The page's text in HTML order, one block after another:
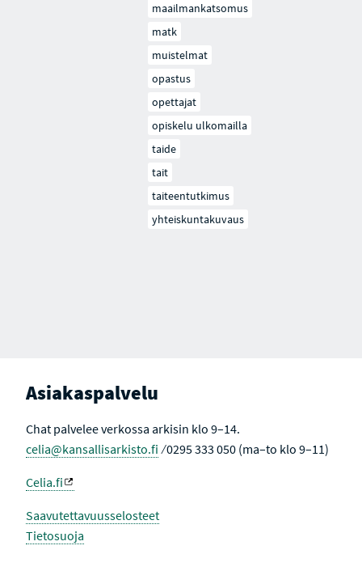
maailmankatsomus
matk
muistelmat
opastus
opettajat
opiskelu ulkomailla
taide
tait
taiteentutkimus
yhteiskuntakuvaus
Asiakaspalvelu
Chat palvelee verkossa arkisin klo 9–14.
celia@kansallisarkisto.fi ⁄ 0295 333 050 (ma–to klo 9–11)
Celia.fi
Saavutettavuusselosteet
Tietosuoja